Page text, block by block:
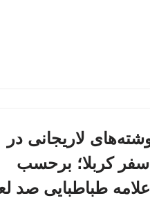
لاریجانی در
سفر کربلا؛ برحسب
طباطبایی صد